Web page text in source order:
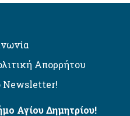
Απορρήτου
Newsletter!
Αγίου Δημητρίου!